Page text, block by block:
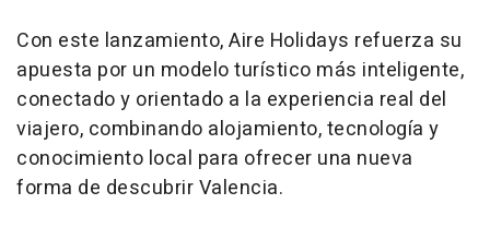
Con este lanzamiento, Aire Holidays refuerza su
apuesta por un modelo turístico más inteligente,
conectado y orientado a la experiencia real del
viajero, combinando alojamiento, tecnología y
conocimiento local para ofrecer una nueva
forma de descubrir Valencia.